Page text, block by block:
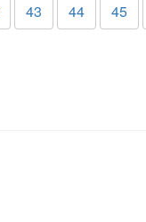
43 44 45